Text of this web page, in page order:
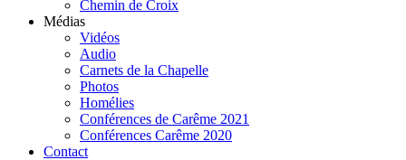
Chemin de Croix
Médias
Vidéos
Audio
Carnets de la Chapelle
Photos
Homélies
Conférences de Carême 2021
Conférences Carême 2020
Contact